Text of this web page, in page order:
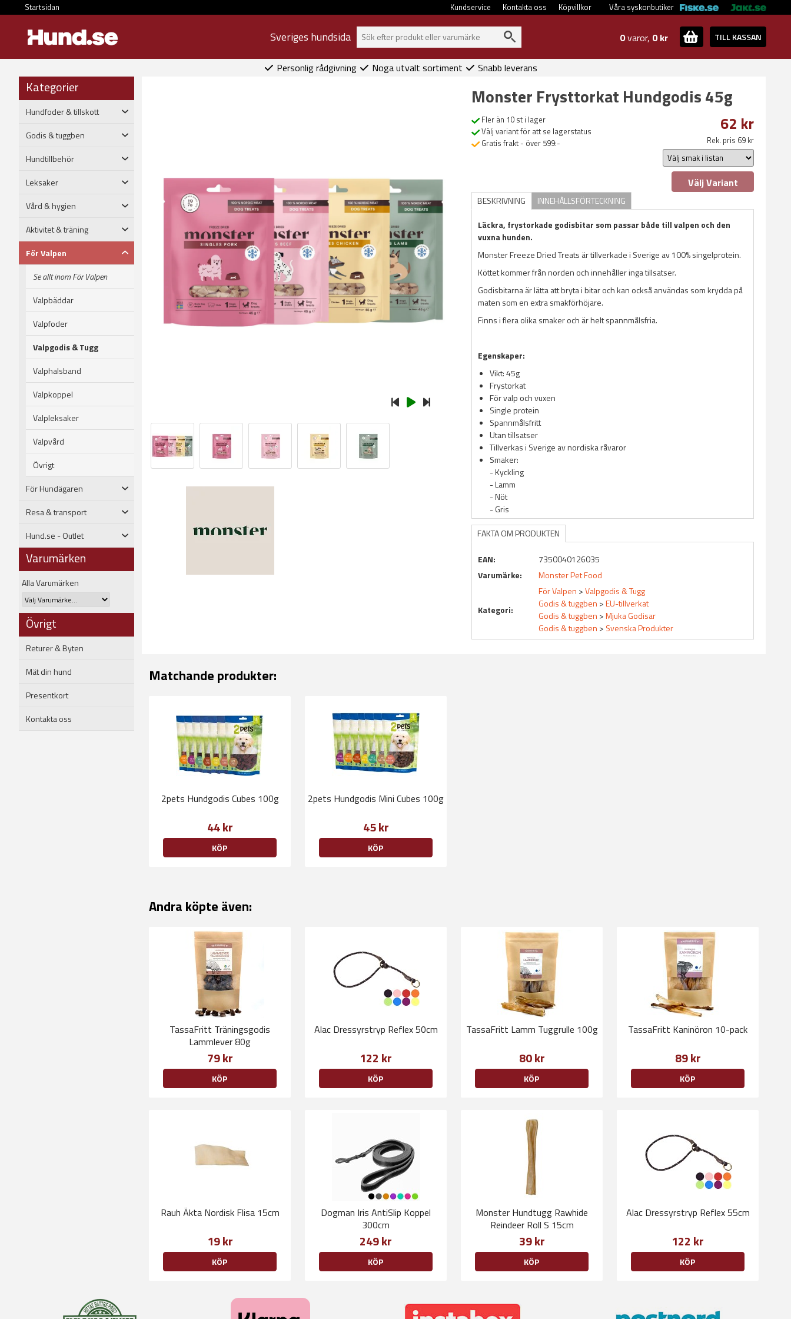
Startsidan Våra syskonbutiker
Köpvillkor
Kontakta oss
Kundservice
Sveriges hundsida 0varor, 0 kr TILL KASSAN
Personlig rådgivning Noga utvalt sortiment Snabb leverans
Kategorier
Hundfoder & tillskott
Godis & tuggben
Hundtillbehör
Leksaker
Vård & hygien
Aktivitet & träning
För Valpen
Se allt inom För Valpen
Valpbäddar
Valpfoder
Valpgodis & Tugg
Valphalsband
Valpkoppel
Valpleksaker
Valpvård
Övrigt
För Hundägaren
Resa & transport
Hund.se - Outlet
Varumärken
Alla Varumärken
Övrigt
Returer & Byten
Mät din hund
Presentkort
Kontakta oss
Monster Frysttorkat Hundgodis 45g
Fler än 10 st i lager
Välj variant för att se lagerstatus
Gratis frakt - över 599:-
62 kr
Rek. pris 69 kr
Välj Variant
BESKRIVNING
INNEHÅLLSFÖRTECKNING
Läckra, frystorkade godisbitar som passar både till valpen och den
vuxna hunden.
Monster Freeze Dried Treats är tillverkade i Sverige av 100% singelprotein.
Köttet kommer från norden och innehåller inga tillsatser.
Godisbitarna är lätta att bryta i bitar och kan också användas som krydda på
maten som en extra smakförhöjare.
Finns i flera olika smaker och är helt spannmålsfria.
Egenskaper:
Vikt: 45g
Frystorkat
För valp och vuxen
Single protein
Spannmålsfritt
Utan tillsatser
Tillverkas i Sverige av nordiska råvaror
Smaker:
- Kyckling
- Lamm
- Nöt
- Gris
FAKTA OM PRODUKTEN
EAN:
7350040126035
Varumärke:
Monster Pet Food
Kategori:
För Valpen >Valpgodis & Tugg
Godis & tuggben >EU-tillverkat
Godis & tuggben >Mjuka Godisar
Godis & tuggben > Svenska Produkter
Matchande produkter:
2pets Hundgodis Cubes 100g
44 kr
KÖP
2pets Hundgodis Mini Cubes 100g
45 kr
KÖP
Andra köpte även:
TassaFritt Träningsgodis
Lammlever 80g
79 kr
KÖP
Alac Dressyrstryp Reflex 50cm
122 kr
KÖP
TassaFritt Lamm Tuggrulle 100g
80 kr
KÖP
TassaFritt Kaninöron 10-pack
89 kr
KÖP
Rauh Äkta Nordisk Flisa 15cm
19 kr
KÖP
Dogman Iris AntiSlip Koppel
300cm
249 kr
KÖP
Monster Hundtugg Rawhide
Reindeer Roll S 15cm
39 kr
KÖP
Alac Dressyrstryp Reflex 55cm
122 kr
KÖP